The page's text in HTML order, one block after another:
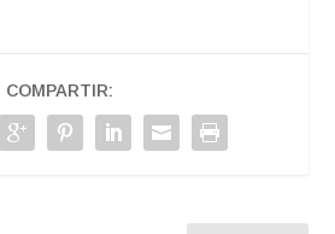
COMPARTIR: